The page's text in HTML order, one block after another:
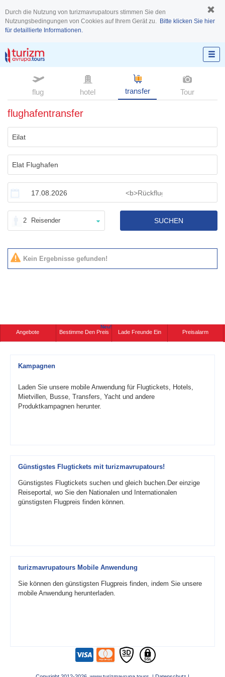
Durch die Nutzung von turizmavrupatours stimmen Sie den
Nutzungsbedingungen von Cookies auf Ihrem Gerät zu. Bitte klicken Sie hier
für detaillierte Informationen.
flug hotel transfer Tour
flughafentransfer
2 Reisender SUCHEN
Kein Ergebnisse gefunden!
Angebote Bestimme Den Preis
Neu!
Lade Freunde Ein Preisalarm
Kampagnen
Laden Sie unsere mobile Anwendung für Flugtickets, Hotels,
Mietvillen, Busse, Transfers, Yacht und andere
Produktkampagnen herunter.
Günstigstes Flugtickets mit turizmavrupatours!
Günstigstes Flugtickets suchen und gleich buchen.Der einzige
Reiseportal, wo Sie den Nationalen und Internationalen
günstigsten Flugpreis finden können.
turizmavrupatours Mobile Anwendung
Sie können den günstigsten Flugpreis finden, indem Sie unsere
mobile Anwendung herunterladen.